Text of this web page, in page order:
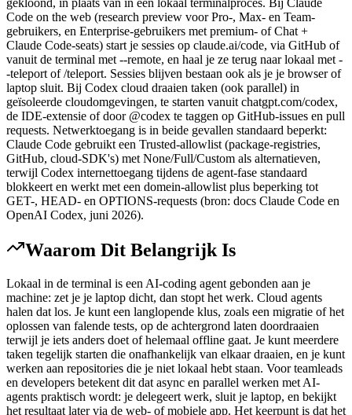
Code on the web (research preview voor Pro-, Max- en Team-
gebruikers, en Enterprise-gebruikers met premium- of Chat +
Claude Code-seats) start je sessies op claude.ai/code, via GitHub of
vanuit de terminal met --remote, en haal je ze terug naar lokaal met -
-teleport of /teleport. Sessies blijven bestaan ook als je je browser of
laptop sluit. Bij Codex cloud draaien taken (ook parallel) in
geïsoleerde cloudomgevingen, te starten vanuit chatgpt.com/codex,
de IDE-extensie of door @codex te taggen op GitHub-issues en pull
requests. Netwerktoegang is in beide gevallen standaard beperkt:
Claude Code gebruikt een Trusted-allowlist (package-registries,
GitHub, cloud-SDK's) met None/Full/Custom als alternatieven,
terwijl Codex internettoegang tijdens de agent-fase standaard
blokkeert en werkt met een domein-allowlist plus beperking tot
GET-, HEAD- en OPTIONS-requests (bron: docs Claude Code en
OpenAI Codex, juni 2026).
Waarom Dit Belangrijk Is
Lokaal in de terminal is een AI-coding agent gebonden aan je
machine: zet je je laptop dicht, dan stopt het werk. Cloud agents
halen dat los. Je kunt een langlopende klus, zoals een migratie of het
oplossen van falende tests, op de achtergrond laten doordraaien
terwijl je iets anders doet of helemaal offline gaat. Je kunt meerdere
taken tegelijk starten die onafhankelijk van elkaar draaien, en je kunt
werken aan repositories die je niet lokaal hebt staan. Voor teamleads
en developers betekent dit dat async en parallel werken met AI-
agents praktisch wordt: je delegeert werk, sluit je laptop, en bekijkt
het resultaat later via de web- of mobiele app. Het keerpunt is dat het